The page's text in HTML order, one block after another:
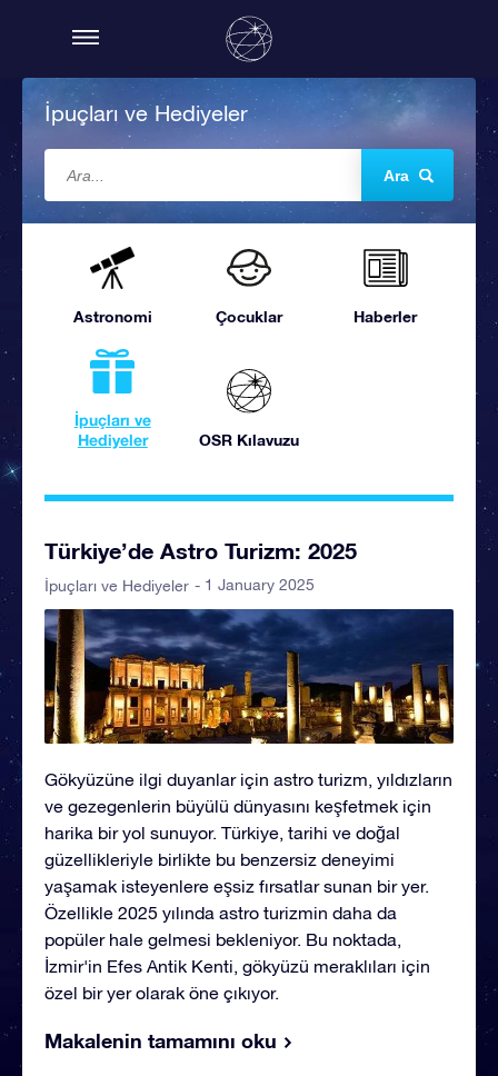
İpuçları ve Hediyeler
Ara
Astronomi Çocuklar Haberler
İpuçları ve
Hediyeler
OSR Kılavuzu
Türkiye’de Astro Turizm: 2025
İpuçları ve Hediyeler - 1 January 2025
Gökyüzüne ilgi duyanlar için astro turizm, yıldızların
ve gezegenlerin büyülü dünyasını keşfetmek için
harika bir yol sunuyor. Türkiye, tarihi ve doğal
güzellikleriyle birlikte bu benzersiz deneyimi
yaşamak isteyenlere eşsiz fırsatlar sunan bir yer.
Özellikle 2025 yılında astro turizmin daha da
popüler hale gelmesi bekleniyor. Bu noktada,
İzmir'in Efes Antik Kenti, gökyüzü meraklıları için
özel bir yer olarak öne çıkıyor.
Makalenin tamamını oku